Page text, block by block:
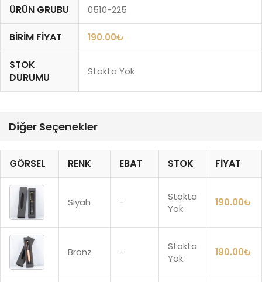
ÜRÜN GRUBU 0510-225
BIRIM FIYAT 190.00₺
STOK
DURUMU
Stokta Yok
Diğer Seçenekler
GÖRSEL RENK EBAT STOK FIYAT
Siyah -
Stokta
Yok
190.00₺
Bronz -
Stokta
Yok
190.00₺